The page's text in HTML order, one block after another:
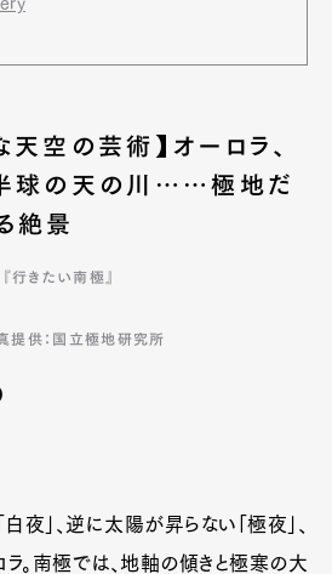
天空の芸術】オーロラ、
半球の天の川……極地だ
絶景
行きたい南極』
提供：国立極地研究所
夜」、逆に太陽が昇らない「極夜」、
ラ。南極では、地軸の傾きと極寒の大